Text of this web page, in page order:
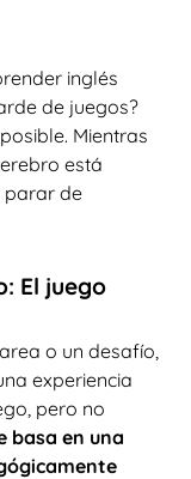
inglés
de juegos?
Mientras
está
parar de
El juego
o un desafío,
experiencia
pero no
basa en una